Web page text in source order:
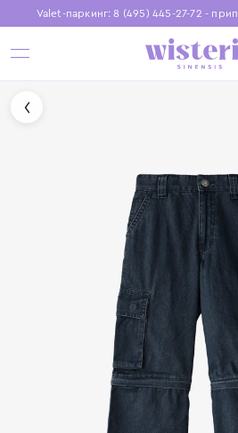
Valet-паркинг: 8 (495) 445-27-72 -
Бесплатная доставка при
Установите приложение, чтобы